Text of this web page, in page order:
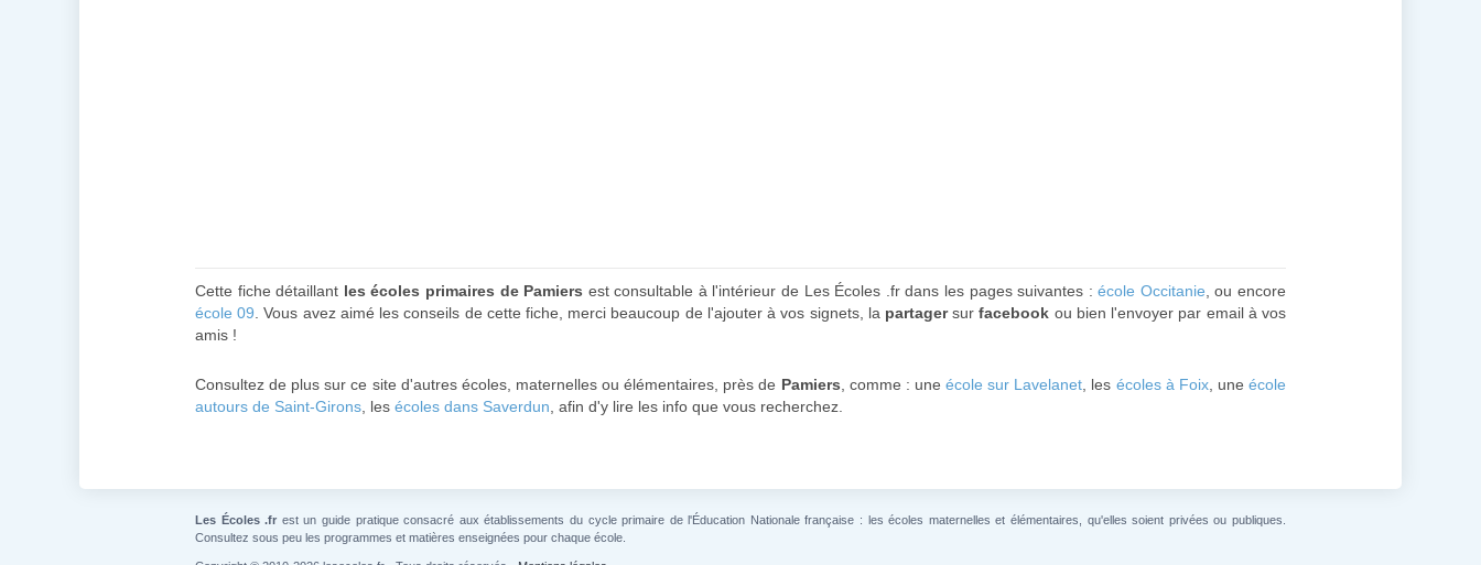
Cette fiche détaillant les écoles primaires de Pamiers est consultable à l'intérieur de Les Écoles .fr dans les pages suivantes :école Occitanie , ou encore
école 09 . Vous avez aimé les conseils de cette fiche, merci beaucoup de l'ajouter à vos signets, la partagersurfacebook ou bien l'envoyer par email à vos
amis !
Consultez de plus sur ce site d'autres écoles, maternelles ou élémentaires, près de Pamiers , comme : uneécole sur Lavelanet , les écoles à Foix, uneécole
autours de Saint-Girons , les écoles dans Saverdun , afin d'y lire les info que vous recherchez.
Les Écoles .fr est un guide pratique consacré aux établissements du cycle primaire de l'Éducation Nationale française : les écoles maternelles et élémentaires, qu'elles soient privées ou publiques.
Consultez sous peu les programmes et matières enseignées pour chaque école.